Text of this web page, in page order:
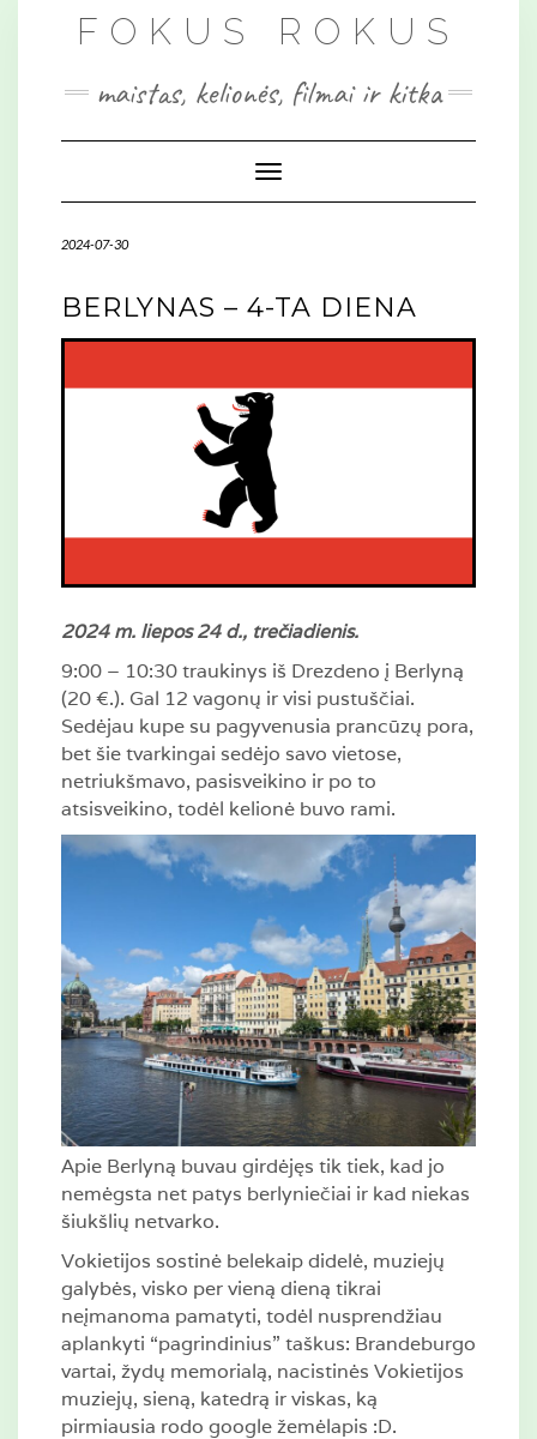
FOKUS ROKUS
maistas, kelionės, filmai ir kitka
Toggle Navigation
2024-07-30
BERLYNAS – 4-TA DIENA
2024 m. liepos 24 d., trečiadienis.
9:00 – 10:30 traukinys iš Drezdeno į Berlyną
(20 €.). Gal 12 vagonų ir visi pustuščiai.
Sedėjau kupe su pagyvenusia prancūzų pora,
bet šie tvarkingai sedėjo savo vietose,
netriukšmavo, pasisveikino ir po to
atsisveikino, todėl kelionė buvo rami.
Apie Berlyną buvau girdėjęs tik tiek, kad jo
nemėgsta net patys berlyniečiai ir kad niekas
šiukšlių netvarko.
Vokietijos sostinė belekaip didelė, muziejų
galybės, visko per vieną dieną tikrai
neįmanoma pamatyti, todėl nusprendžiau
aplankyti “pagrindinius” taškus: Brandeburgo
vartai, žydų memorialą, nacistinės Vokietijos
muziejų, sieną, katedrą ir viskas, ką
pirmiausia rodo google žemėlapis :D.